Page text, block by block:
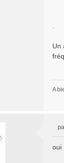
Un
A
s
oui